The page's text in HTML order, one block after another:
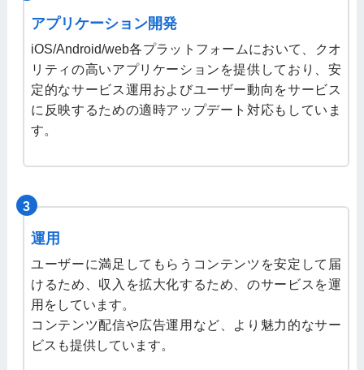
アプリケーション開発
iOS/Android/web各プラットフォームにおいて、クオ
リティの高いアプリケーションを提供しており、安
定的なサービス運用およびユーザー動向をサービス
に反映するための適時アップデート対応もしていま
す。
3
運用
ユーザーに満足してもらうコンテンツを安定して届
けるため、収入を拡大化するため、のサービスを運
用をしています。
コンテンツ配信や広告運用など、より魅力的なサー
ビスも提供しています。